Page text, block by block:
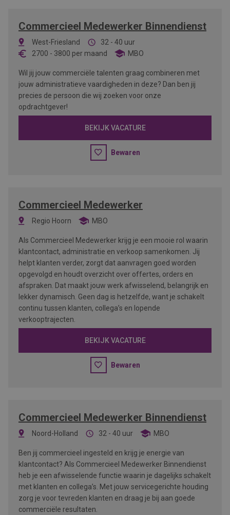
Commercieel Medewerker Binnendienst
West-Friesland
32 - 40 uur
2700 - 3800 per maand MBO
Wil jij jouw commerciële talenten graag combineren met
jouw administratieve vaardigheden in deze? Dan ben jij
precies de persoon die wij zoeken voor onze
opdrachtgever!
BEKIJK VACATURE
Bewaren
Commercieel Medewerker
Regio Hoorn MBO
Als Commercieel Medewerker krijg je een mooie rol waarin
klantcontact, administratie en verkoop samenkomen. Jij
helpt klanten verder, zorgt dat aanvragen goed worden
opgevolgd en houdt overzicht over offertes, orders en
afspraken. Dat maakt jouw werk afwisselend, belangrijk en
lekker dynamisch. Geen dag is hetzelfde, want je schakelt
continu tussen klanten, collega’s en lopende
verkooptrajecten.
BEKIJK VACATURE
Bewaren
Commercieel Medewerker Binnendienst
Noord-Holland 32 - 40 uur MBO
Ben jij commercieel ingesteld en krijg je energie van
klantcontact? Als Commercieel Medewerker Binnendienst
heb je een afwisselende functie waarin je dagelijks schakelt
met klanten en collega’s. Met jouw servicegerichte houding
zorg je voor tevreden klanten en draag je bij aan goede
commerciële resultaten.